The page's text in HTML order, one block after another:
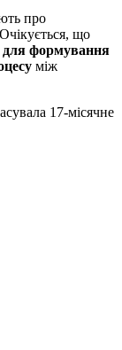
про
що
для формування
між
17-місячне